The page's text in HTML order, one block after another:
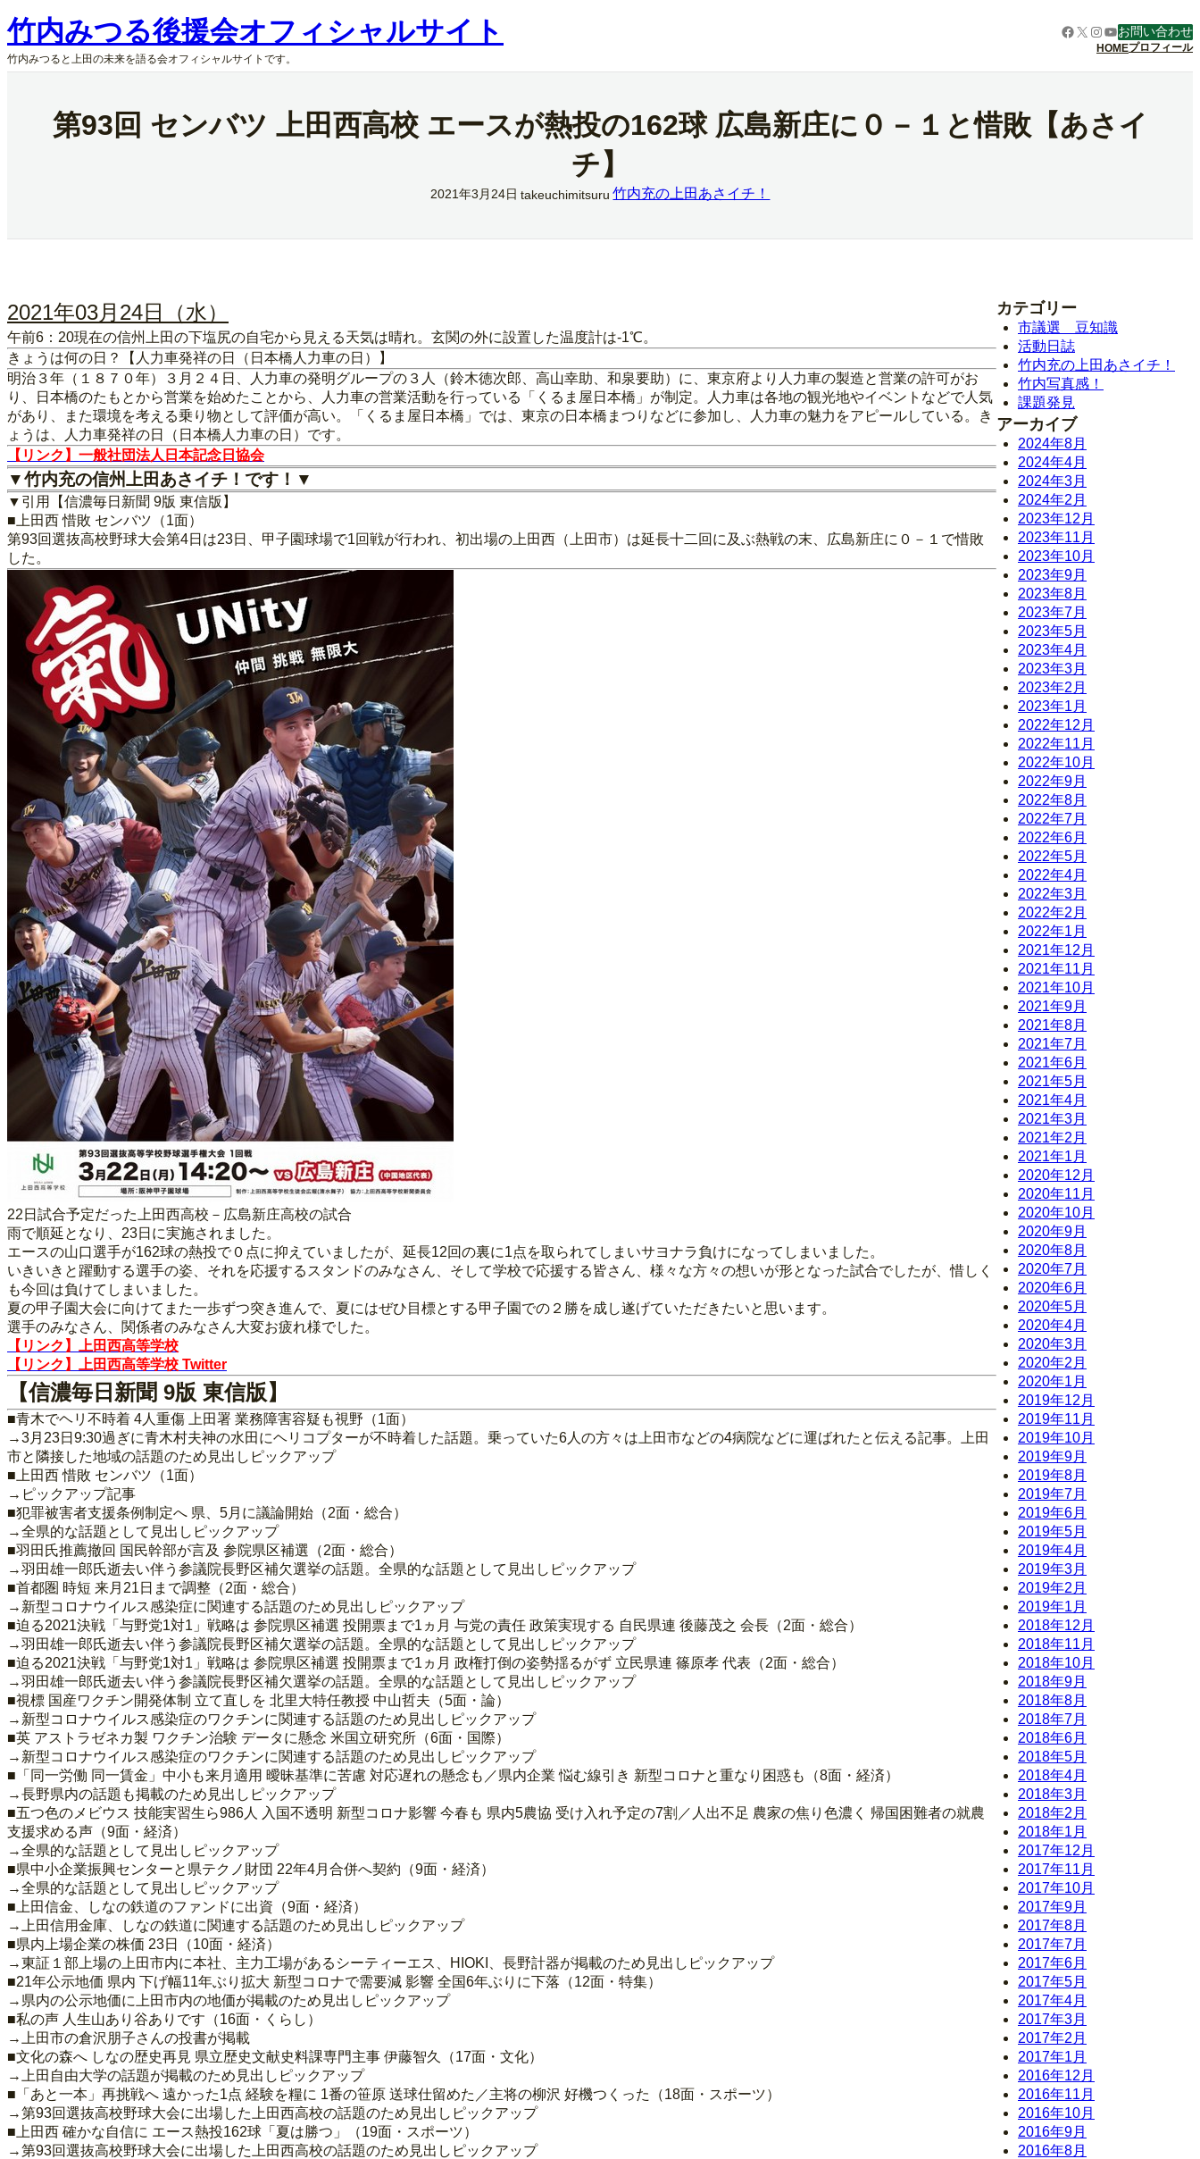
内
容
を
ス
竹内みつる後援会オフィシャルサイト
竹内みつると上田の未来を語る会オフィシャルサイトです。
Facebook
X Instagram
YouTube
お問い合わせ
HOMEプロフィール
第93回 センバツ 上田西高校 エースが熱投の162球 広島新庄に０－１と惜敗【あさイ
チ】
2021年3月24日 takeuchimitsuru 竹内充の上田あさイチ！
2021年03月24日（水）
午前6：20現在の信州上田の下塩尻の自宅から見える天気は晴れ。玄関の外に設置した温度計は‐1℃。
きょうは何の日？【人力車発祥の日（日本橋人力車の日）】
明治３年（１８７０年）３月２４日、人力車の発明グループの３人（鈴木徳次郎、高山幸助、和泉要助）に、東京府より人力車の製造と営業の許可がお
り、日本橋のたもとから営業を始めたことから、人力車の営業活動を行っている「くるま屋日本橋」が制定。人力車は各地の観光地やイベントなどで人気
があり、また環境を考える乗り物として評価が高い。「くるま屋日本橋」では、東京の日本橋まつりなどに参加し、人力車の魅力をアピールしている。き
ょうは、人力車発祥の日（日本橋人力車の日）です。
【リンク】一般社団法人日本記念日協会
▼竹内充の信州上田あさイチ！です！▼
▼引用【信濃毎日新聞 9版 東信版】
■上田西 惜敗 センバツ（1面）
第93回選抜高校野球大会第4日は23日、甲子園球場で1回戦が行われ、初出場の上田西（上田市）は延長十二回に及ぶ熱戦の末、広島新庄に０－１で惜敗
した。
22日試合予定だった上田西高校－広島新庄高校の試合
雨で順延となり、23日に実施されました。
エースの山口選手が162球の熱投で０点に抑えていましたが、延長12回の裏に1点を取られてしまいサヨナラ負けになってしまいました。
いきいきと躍動する選手の姿、それを応援するスタンドのみなさん、そして学校で応援する皆さん、様々な方々の想いが形となった試合でしたが、惜しく
も今回は負けてしまいました。
夏の甲子園大会に向けてまた一歩ずつ突き進んで、夏にはぜひ目標とする甲子園での２勝を成し遂げていただきたいと思います。
選手のみなさん、関係者のみなさん大変お疲れ様でした。
【リンク】上田西高等学校
【リンク】上田西高等学校 Twitter
【信濃毎日新聞 9版 東信版】
■青木でヘリ不時着 4人重傷 上田署 業務障害容疑も視野（1面）
→3月23日9:30過ぎに青木村夫神の水田にヘリコプターが不時着した話題。乗っていた6人の方々は上田市などの4病院などに運ばれたと伝える記事。上田
市と隣接した地域の話題のため見出しピックアップ
■上田西 惜敗 センバツ（1面）
→ピックアップ記事
■犯罪被害者支援条例制定へ 県、5月に議論開始（2面・総合）
→全県的な話題として見出しピックアップ
■羽田氏推薦撤回 国民幹部が言及 参院県区補選（2面・総合）
→羽田雄一郎氏逝去い伴う参議院長野区補欠選挙の話題。全県的な話題として見出しピックアップ
■首都圏 時短 来月21日まで調整（2面・総合）
→新型コロナウイルス感染症に関連する話題のため見出しピックアップ
■迫る2021決戦「与野党1対1」戦略は 参院県区補選 投開票まで1ヵ月 与党の責任 政策実現する 自民県連 後藤茂之 会長（2面・総合）
→羽田雄一郎氏逝去い伴う参議院長野区補欠選挙の話題。全県的な話題として見出しピックアップ
■迫る2021決戦「与野党1対1」戦略は 参院県区補選 投開票まで1ヵ月 政権打倒の姿勢揺るがず 立民県連 篠原孝 代表（2面・総合）
→羽田雄一郎氏逝去い伴う参議院長野区補欠選挙の話題。全県的な話題として見出しピックアップ
■視標 国産ワクチン開発体制 立て直しを 北里大特任教授 中山哲夫（5面・論）
→新型コロナウイルス感染症のワクチンに関連する話題のため見出しピックアップ
■英 アストラゼネカ製 ワクチン治験 データに懸念 米国立研究所（6面・国際）
→新型コロナウイルス感染症のワクチンに関連する話題のため見出しピックアップ
■「同一労働 同一賃金」中小も来月適用 曖昧基準に苦慮 対応遅れの懸念も／県内企業 悩む線引き 新型コロナと重なり困惑も（8面・経済）
→長野県内の話題も掲載のため見出しピックアップ
■五つ色のメビウス 技能実習生ら986人 入国不透明 新型コロナ影響 今春も 県内5農協 受け入れ予定の7割／人出不足 農家の焦り色濃く 帰国困難者の就農
支援求める声（9面・経済）
→全県的な話題として見出しピックアップ
■県中小企業振興センターと県テクノ財団 22年4月合併へ契約（9面・経済）
→全県的な話題として見出しピックアップ
■上田信金、しなの鉄道のファンドに出資（9面・経済）
→上田信用金庫、しなの鉄道に関連する話題のため見出しピックアップ
■県内上場企業の株価 23日（10面・経済）
→東証１部上場の上田市内に本社、主力工場があるシーティーエス、HIOKI、長野計器が掲載のため見出しピックアップ
■21年公示地価 県内 下げ幅11年ぶり拡大 新型コロナで需要減 影響 全国6年ぶりに下落（12面・特集）
→県内の公示地価に上田市内の地価が掲載のため見出しピックアップ
■私の声 人生山あり谷ありです（16面・くらし）
→上田市の倉沢朋子さんの投書が掲載
■文化の森へ しなの歴史再見 県立歴史文献史料課専門主事 伊藤智久（17面・文化）
→上田自由大学の話題が掲載のため見出しピックアップ
■「あと一本」再挑戦へ 遠かった1点 経験を糧に 1番の笹原 送球仕留めた／主将の柳沢 好機つくった（18面・スポーツ）
→第93回選抜高校野球大会に出場した上田西高校の話題のため見出しピックアップ
■上田西 確かな自信に エース熱投162球「夏は勝つ」（19面・スポーツ）
→第93回選抜高校野球大会に出場した上田西高校の話題のため見出しピックアップ
カテゴリー
市議選 豆知識
活動日誌
竹内充の上田あさイチ！
竹内写真感！
課題発見
アーカイブ
2024年8月
2024年4月
2024年3月
2024年2月
2023年12月
2023年11月
2023年10月
2023年9月
2023年8月
2023年7月
2023年5月
2023年4月
2023年3月
2023年2月
2023年1月
2022年12月
2022年11月
2022年10月
2022年9月
2022年8月
2022年7月
2022年6月
2022年5月
2022年4月
2022年3月
2022年2月
2022年1月
2021年12月
2021年11月
2021年10月
2021年9月
2021年8月
2021年7月
2021年6月
2021年5月
2021年4月
2021年3月
2021年2月
2021年1月
2020年12月
2020年11月
2020年10月
2020年9月
2020年8月
2020年7月
2020年6月
2020年5月
2020年4月
2020年3月
2020年2月
2020年1月
2019年12月
2019年11月
2019年10月
2019年9月
2019年8月
2019年7月
2019年6月
2019年5月
2019年4月
2019年3月
2019年2月
2019年1月
2018年12月
2018年11月
2018年10月
2018年9月
2018年8月
2018年7月
2018年6月
2018年5月
2018年4月
2018年3月
2018年2月
2018年1月
2017年12月
2017年11月
2017年10月
2017年9月
2017年8月
2017年7月
2017年6月
2017年5月
2017年4月
2017年3月
2017年2月
2017年1月
2016年12月
2016年11月
2016年10月
2016年9月
2016年8月